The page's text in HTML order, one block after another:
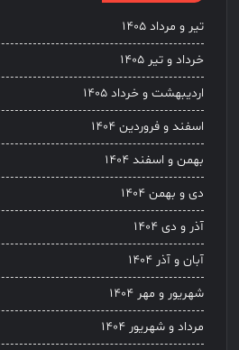
تیر و مرداد ۱۴۰۵
خرداد و تیر ۱۴۰۵
اردیبهشت و خرداد ۱۴۰۵
اسفند و فروردین ۱۴۰۴
بهمن و اسفند ۱۴۰۴
دی و بهمن ۱۴۰۴
آذر و دی ۱۴۰۴
آبان و آذر ۱۴۰۴
شهریور و مهر ۱۴۰۴
مرداد و شهریور ۱۴۰۴